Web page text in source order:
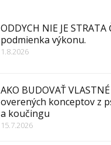
ODDYCH NIE JE STRATA
podmienka výkonu.
1.8.2026
AKO BUDOVAŤ VLASTNÉ
overených konceptov z
a koučingu
15.7.2026